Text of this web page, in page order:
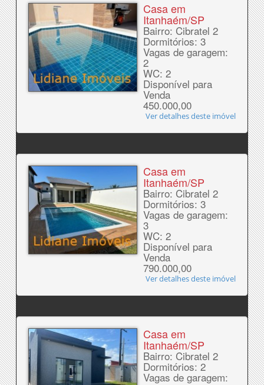
Casa em
Itanhaém/SP
Bairro: Cibratel 2
Dormitórios: 3
Vagas de garagem:
2
WC: 2
Disponível para
Venda
450.000,00
Ver detalhes deste imóvel
Casa em
Itanhaém/SP
Bairro: Cibratel 2
Dormitórios: 3
Vagas de garagem:
3
WC: 2
Disponível para
Venda
790.000,00
Ver detalhes deste imóvel
Casa em
Itanhaém/SP
Bairro: Cibratel 2
Dormitórios: 2
Vagas de garagem: